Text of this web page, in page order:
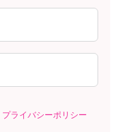
プライバシーポリシー